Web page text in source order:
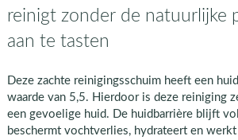
reinigt zonder de natuurlijke
aan te tasten
Deze zachte reinigingsschuim heeft een
waarde van 5,5. Hierdoor is deze reiniging
een gevoelige huid. De huidbarrière blijft
beschermt vochtverlies, hydrateert en